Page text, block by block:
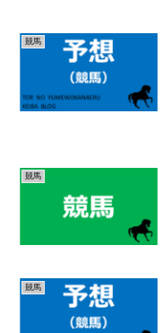
競馬
競馬
競馬